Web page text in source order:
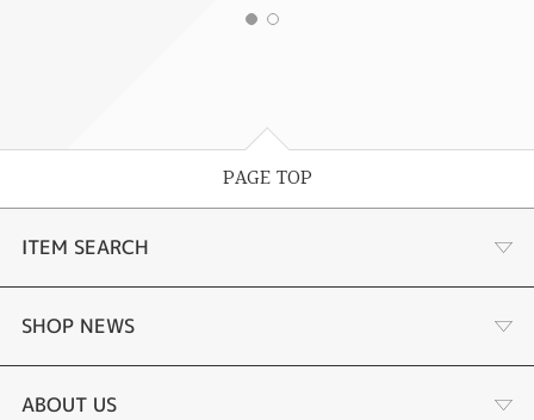
PAGE TOP
ITEM SEARCH
婚約指輪
結婚指輪
SHOP NEWS
商品一覧
ABOUT US